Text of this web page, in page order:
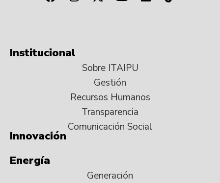
Institucional
Sobre ITAIPU
Gestión
Recursos Humanos
Transparencia
Comunicación Social
Innovación
Energía
Generación